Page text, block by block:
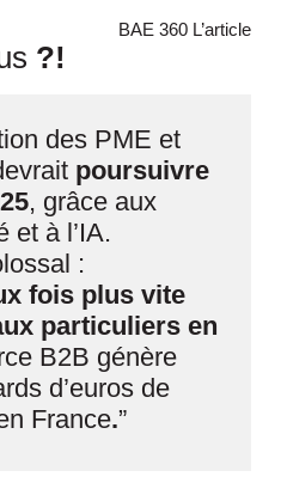
BAE 360 L’article
?!
des PME et
poursuivre
, grâce aux
et à l’IA.
:
fois plus vite
particuliers en
B2B génère
d’euros de
France.”